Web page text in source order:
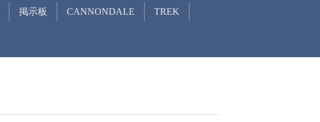
掲示板 CANNONDALE TREK